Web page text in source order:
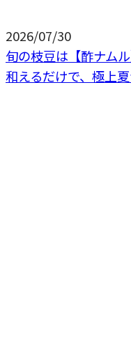
2026/07/30
旬の枝豆は【酢ナム
和えるだけで、極上